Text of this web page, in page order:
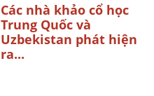
Các nhà khảo cổ học
Trung Quốc và
Uzbekistan phát hiện
ra...